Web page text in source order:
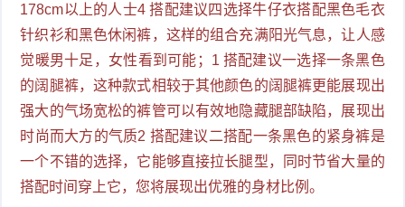
178cm以上的人士4 搭配建议四选择牛仔衣搭配黑色毛衣
针织衫和黑色休闲裤，这样的组合充满阳光气息，让人感
觉暖男十足，女性看到可能；1 搭配建议一选择一条黑色
的阔腿裤，这种款式相较于其他颜色的阔腿裤更能展现出
强大的气场宽松的裤管可以有效地隐藏腿部缺陷，展现出
时尚而大方的气质2 搭配建议二搭配一条黑色的紧身裤是
一个不错的选择，它能够直接拉长腿型，同时节省大量的
搭配时间穿上它，您将展现出优雅的身材比例。